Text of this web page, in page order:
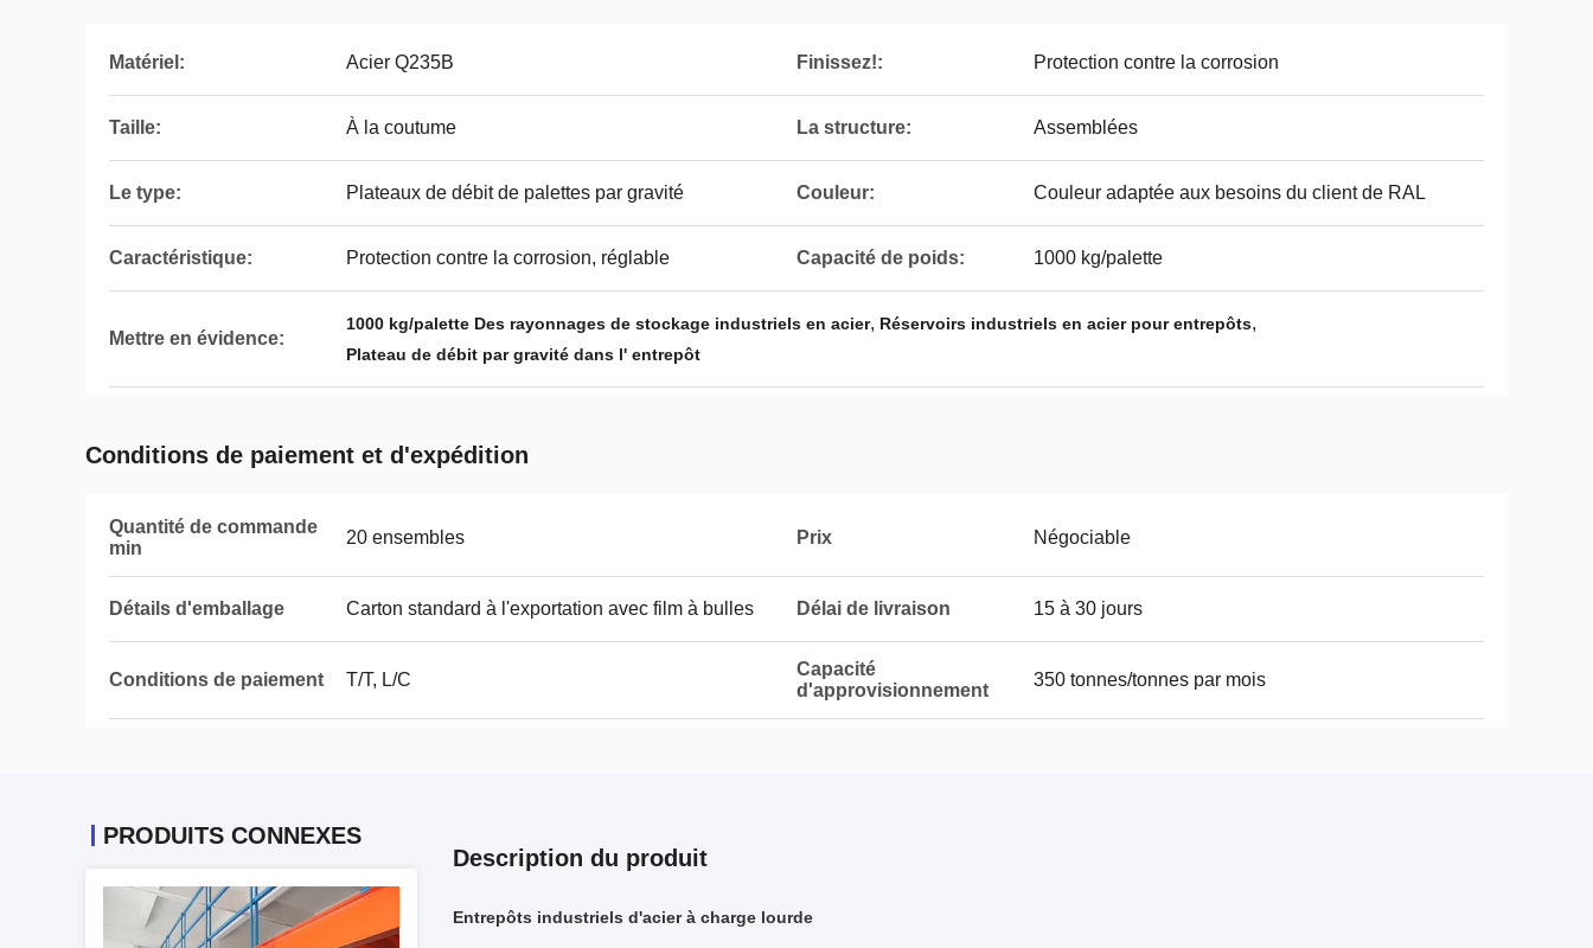
Matériel: Acier Q235B Finissez!: Protection contre la corrosion
Taille: À la coutume La structure: Assemblées
Le type: Plateaux de débit de palettes par gravité Couleur: Couleur adaptée aux besoins du client de RAL
Caractéristique: Protection contre la corrosion, réglable Capacité de poids: 1000 kg/palette
Mettre en évidence:
1000 kg/palette Des rayonnages de stockage industriels en acier, Réservoirs industriels en acier pour entrepôts,
Plateau de débit par gravité dans l' entrepôt
Conditions de paiement et d'expédition
Quantité de commande
min
20 ensembles Prix Négociable
Détails d'emballage Carton standard à l'exportation avec film à bulles Délai de livraison 15 à 30 jours
Conditions de paiement T/T, L/C
Capacité
d'approvisionnement
350 tonnes/tonnes par mois
PRODUITS CONNEXES
Description du produit
Entrepôts industriels d'acier à charge lourde